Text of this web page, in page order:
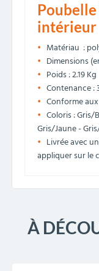
intérieur
Matériau :
Dimensions
Poids : 2.19 Kg
Contenance :
Conforme
Coloris : Gris/
Gris/Jaune -
Livrée avec
appliquer sur le
À